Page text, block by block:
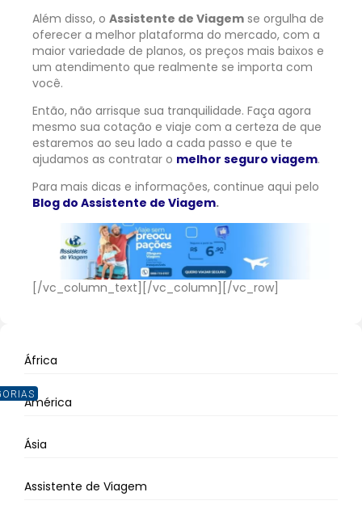
Além disso, o Assistente de Viagem se orgulha de
oferecer a melhor plataforma do mercado, com a
maior variedade de planos, os preços mais baixos e
um atendimento que realmente se importa com
você.
Então, não arrisque sua tranquilidade. Faça agora
mesmo sua cotação e viaje com a certeza de que
estaremos ao seu lado a cada passo e que te
ajudamos as contratar o melhor seguro viagem.
Para mais dicas e informações, continue aqui pelo
Blog do Assistente de Viagem.
[/vc_column_text][/vc_column][/vc_row]
África
América
Ásia
Assistente de Viagem